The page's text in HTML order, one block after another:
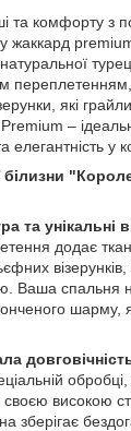
та комфорту з
жаккард
які
–
елегантність у
білизни
та унікальні
додає
візерунків,
Ваша спальня
шарму,
високою
зберігає